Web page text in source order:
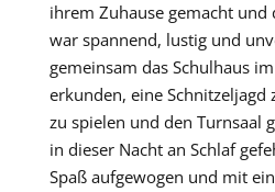
ihrem Zuhause gemacht und
war spannend, lustig und
gemeinsam das Schulhaus
erkunden, eine Schnitzeljagd
zu spielen und den Turnsaal
in dieser Nacht an Schlaf
Spaß aufgewogen und mit